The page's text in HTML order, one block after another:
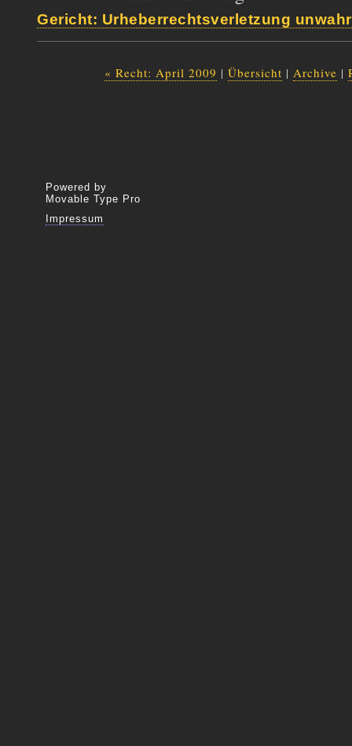
Gericht: Urheberrechtsverletzung
« Recht: April 2009 | Übersicht | Archive |
Powered by
Movable Type Pro
Impressum